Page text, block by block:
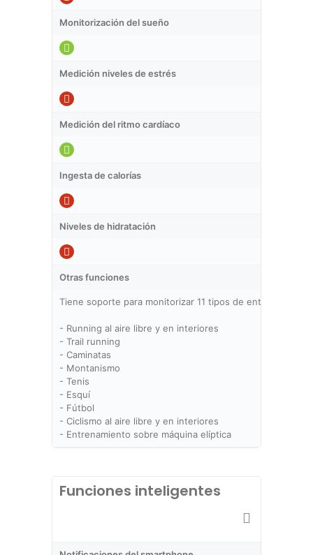
Monitorización del sueño
Medición niveles de estrés
Medición del ritmo cardíaco
Ingesta de calorías
Niveles de hidratación
Otras funciones
Tiene soporte para monitorizar 11 tipos de
- Running al aire libre y en interiores
- Trail running
- Caminatas
- Montanismo
- Tenis
- Esquí
- Fútbol
- Ciclismo al aire libre y en interiores
- Entrenamiento sobre máquina elíptica
Funciones inteligentes